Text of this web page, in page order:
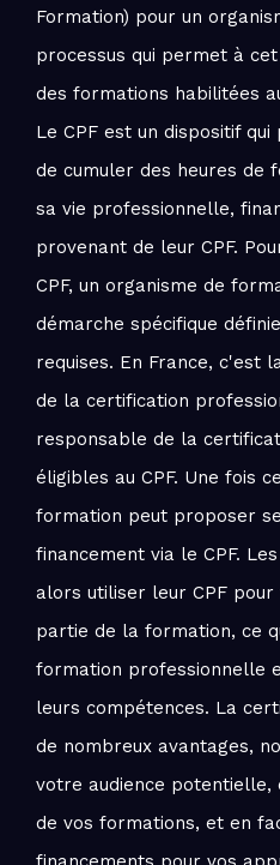
Formation) pour un
processus qui permet à
des formations habilitées
Le CPF est un dispositif
de cumuler des heures de
sa vie professionnelle,
provenant de leur CPF.
CPF, un organisme de
démarche spécifique
requises. En France, c'est
de la certification
responsable de la
éligibles au CPF. Une fois
formation peut proposer
financement via le CPF.
alors utiliser leur CPF
partie de la formation, ce
formation professionnelle
leurs compétences. La
de nombreux avantages,
votre audience
de vos formations, et en